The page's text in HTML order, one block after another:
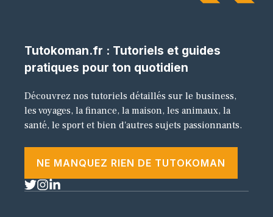
Tutokoman.fr : Tutoriels et guides
pratiques pour ton quotidien
Découvrez nos tutoriels détaillés sur le business,
les voyages, la finance, la maison, les animaux, la
santé, le sport et bien d'autres sujets passionnants.
NE MANQUEZ RIEN DE TUTOKOMAN